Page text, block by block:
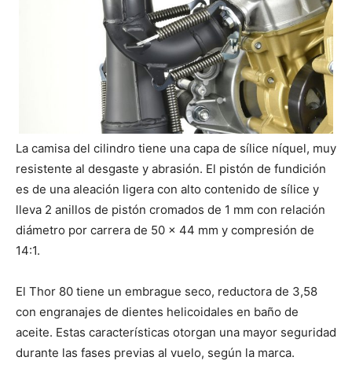
La camisa del cilindro tiene una capa de sílice níquel, muy
resistente al desgaste y abrasión. El pistón de fundición
es de una aleación ligera con alto contenido de sílice y
lleva 2 anillos de pistón cromados de 1 mm con relación
diámetro por carrera de 50 x 44 mm y compresión de
14:1.
El Thor 80 tiene un embrague seco, reductora de 3,58
con engranajes de dientes helicoidales en baño de
aceite. Estas características otorgan una mayor seguridad
durante las fases previas al vuelo, según la marca.